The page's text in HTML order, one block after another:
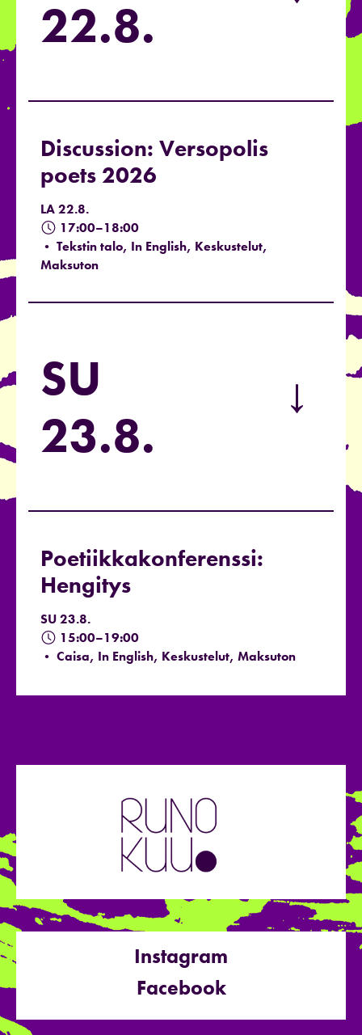
22.8.
Discussion: Versopolis
poets 2026
LA 22.8.
17:00–18:00
• Tekstin talo, In English, Keskustelut,
Maksuton
SU
23.8.
→
Poetiikkakonferenssi:
Hengitys
SU 23.8.
15:00–19:00
• Caisa, In English, Keskustelut, Maksuton
Instagram
Facebook